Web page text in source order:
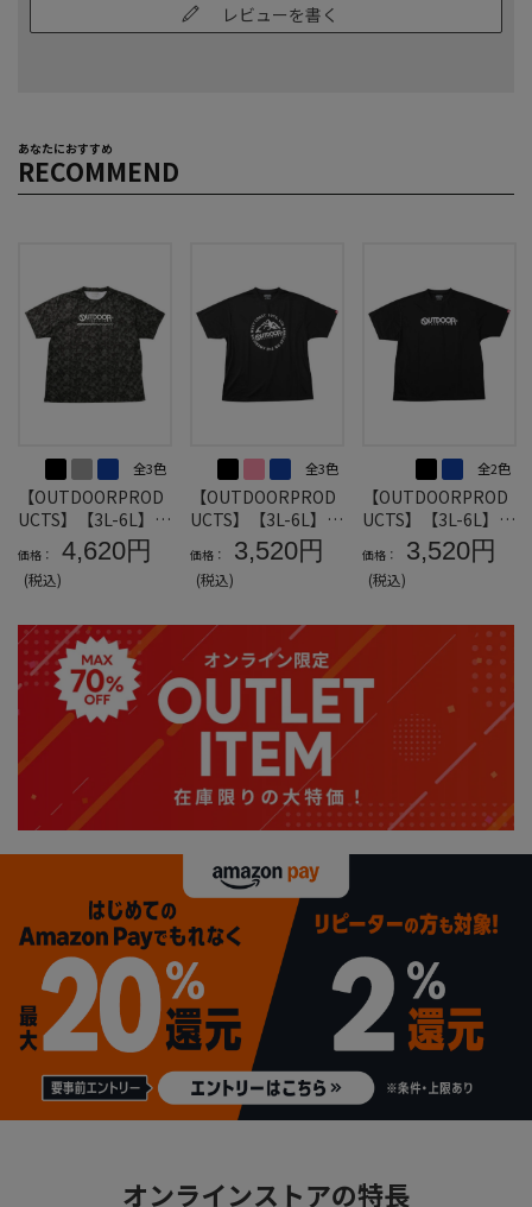
レビューを書く
あなたにおすすめ
RECOMMEND
全3色
【OUTDOORPROD
UCTS】【3L-6L】D
RYメッシュ総柄半袖
Tシャツ＊カタログ
商品
価格： 4,620円
(税込)
全3色
【OUTDOORPROD
UCTS】【3L-6L】D
RYメッシュ半袖Tシ
ャツB＊カタログ商
品
価格： 3,520円
(税込)
全2色
【OUTDOORPROD
UCTS】【3L-6L】D
RYメッシュ半袖Tシ
ャツA＊カタログ商
品
価格： 3,520円
(税込)
オンラインストアの特長